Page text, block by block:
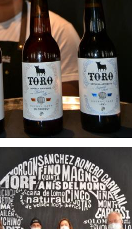
y Fundación Aljaraque hacen entrega de
alumnos de la Escuela Gastro Osborne